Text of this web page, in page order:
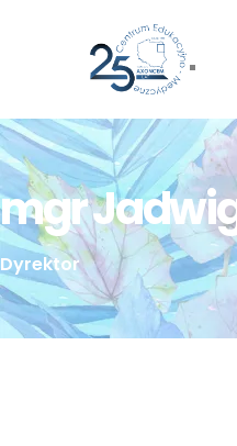
mgr
Dyrektor